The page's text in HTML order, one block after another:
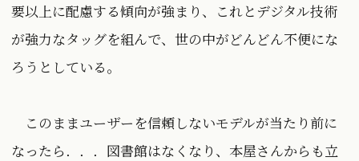
要以上に配慮する傾向が強まり、これとデジタル技術
が強力なタッグを組んで、世の中がどんどん不便にな
ろうとしている。
このままユーザーを信頼しないモデルが当たり前に
なったら．．．図書館はなくなり、本屋さんからも立